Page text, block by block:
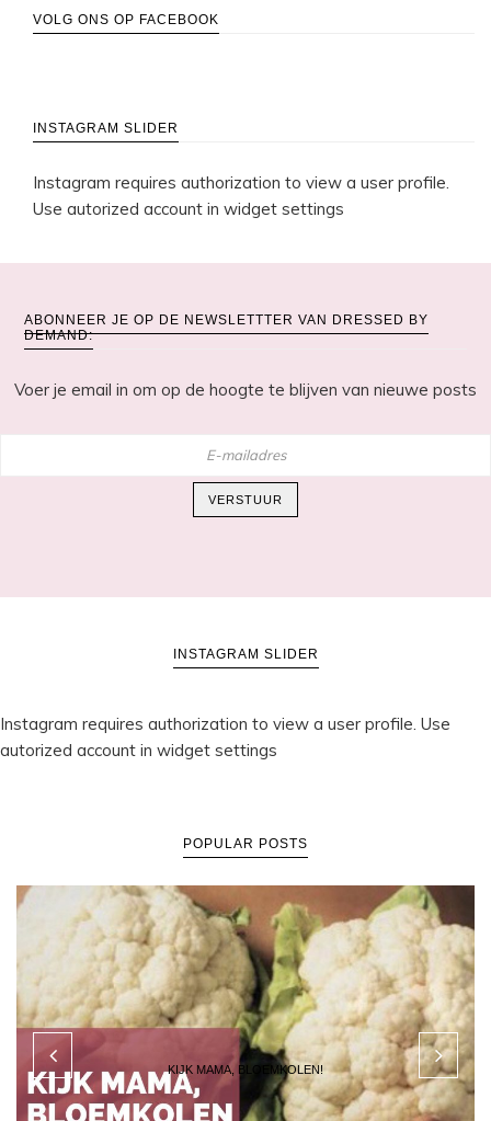
VOLG ONS OP FACEBOOK
INSTAGRAM SLIDER
Instagram requires authorization to view a user profile.
Use autorized account in widget settings
ABONNEER JE OP DE NEWSLETTTER VAN DRESSED BY
DEMAND:
Voer je email in om op de hoogte te blijven van nieuwe posts
mailadres
VERSTUUR
INSTAGRAM SLIDER
Instagram requires authorization to view a user profile. Use
autorized account in widget settings
POPULAR POSTS
KIJK MAMA, BLOEMKOLEN!